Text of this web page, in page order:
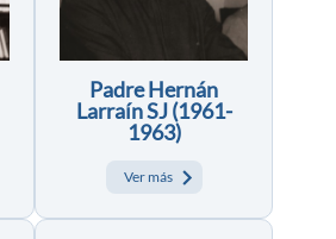
Padre Hernán
Larraín SJ (1961-
1963)
Ver más